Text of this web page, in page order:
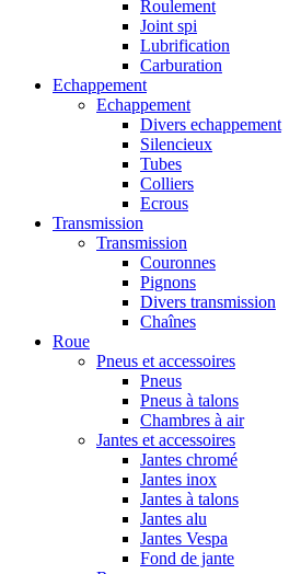
Roulement
Joint spi
Lubrification
Carburation
Echappement
Echappement
Divers echappement
Silencieux
Tubes
Colliers
Ecrous
Transmission
Transmission
Couronnes
Pignons
Divers transmission
Chaînes
Roue
Pneus et accessoires
Pneus
Pneus à talons
Chambres à air
Jantes et accessoires
Jantes chromé
Jantes inox
Jantes à talons
Jantes alu
Jantes Vespa
Fond de jante